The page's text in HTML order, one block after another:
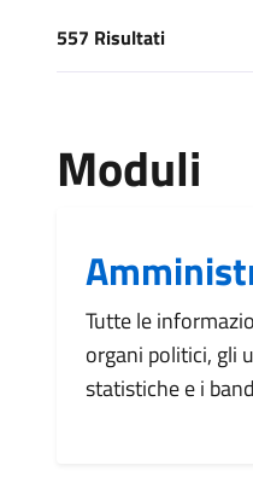
[results]
557 Risultati
Moduli
Tutte le
organi politici, gli
statistiche e i